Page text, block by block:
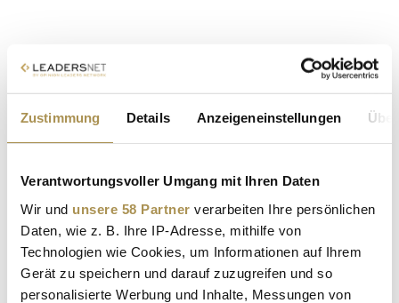
Zustimmung Details Anzeigeneinstellungen
Verantwortungsvoller Umgang mit Ihren Daten
Wir und unsere 58 Partner verarbeiten Ihre persönlichen
Daten, wie z. B. Ihre IP-Adresse, mithilfe von
Technologien wie Cookies, um Informationen auf Ihrem
Gerät zu speichern und darauf zuzugreifen und so
personalisierte Werbung und Inhalte, Messungen von